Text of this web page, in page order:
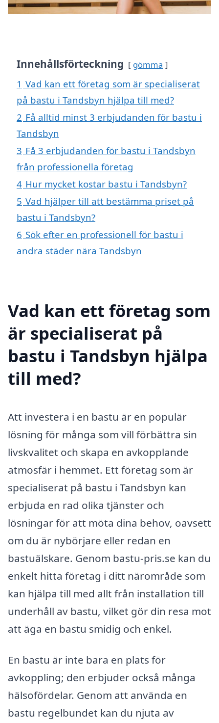
Innehållsförteckning gömma
1 Vad kan ett företag som är specialiserat
på bastu i Tandsbyn hjälpa till med?
2 Få alltid minst 3 erbjudanden för bastu i
Tandsbyn
3 Få 3 erbjudanden för bastu i Tandsbyn
från professionella företag
4 Hur mycket kostar bastu i Tandsbyn?
5 Vad hjälper till att bestämma priset på
bastu i Tandsbyn?
6 Sök efter en professionell för bastu i
andra städer nära Tandsbyn
Vad kan ett företag som
är specialiserat på
bastu i Tandsbyn hjälpa
till med?
Att investera i en bastu är en populär
lösning för många som vill förbättra sin
livskvalitet och skapa en avkopplande
atmosfär i hemmet. Ett företag som är
specialiserat på bastu i Tandsbyn kan
erbjuda en rad olika tjänster och
lösningar för att möta dina behov, oavsett
om du är nybörjare eller redan en
bastuälskare. Genom bastu-pris.se kan du
enkelt hitta företag i ditt närområde som
kan hjälpa till med allt från installation till
underhåll av bastu, vilket gör din resa mot
att äga en bastu smidig och enkel.
En bastu är inte bara en plats för
avkoppling; den erbjuder också många
hälsofördelar. Genom att använda en
bastu regelbundet kan du njuta av